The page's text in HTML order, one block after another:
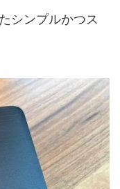
シンプルかつス